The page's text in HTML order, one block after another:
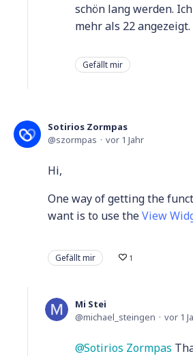
schön lang werden.
mehr als 22 angezeigt.
Gefällt mir
Sotirios Zormpas
szormpas
vor 1 Jahr
Hi,
One way of getting the
want is to use theView
Gefällt mir 1
Mi Stei
michael_steingen
vor 1
Sotirios Zormpas